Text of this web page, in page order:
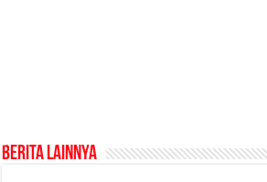
Berita Lainnya